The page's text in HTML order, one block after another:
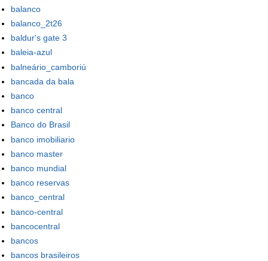
balanco
balanco_2t26
baldur's gate 3
baleia-azul
balneário_camboriú
bancada da bala
banco
banco central
Banco do Brasil
banco imobiliario
banco master
banco mundial
banco reservas
banco_central
banco-central
bancocentral
bancos
bancos brasileiros